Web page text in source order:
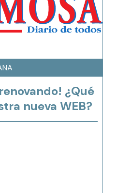
¿Qué
nueva WEB?